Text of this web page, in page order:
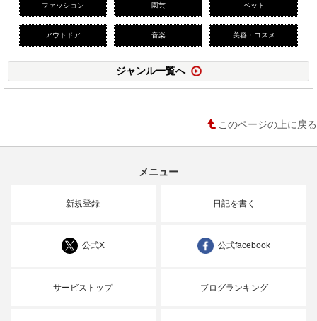
ファッション 園芸 ペット
アウトドア 音楽 美容・コスメ
ジャンル一覧へ
このページの上に戻る
メニュー
新規登録 日記を書く
公式X 公式facebook
サービストップ ブログランキング